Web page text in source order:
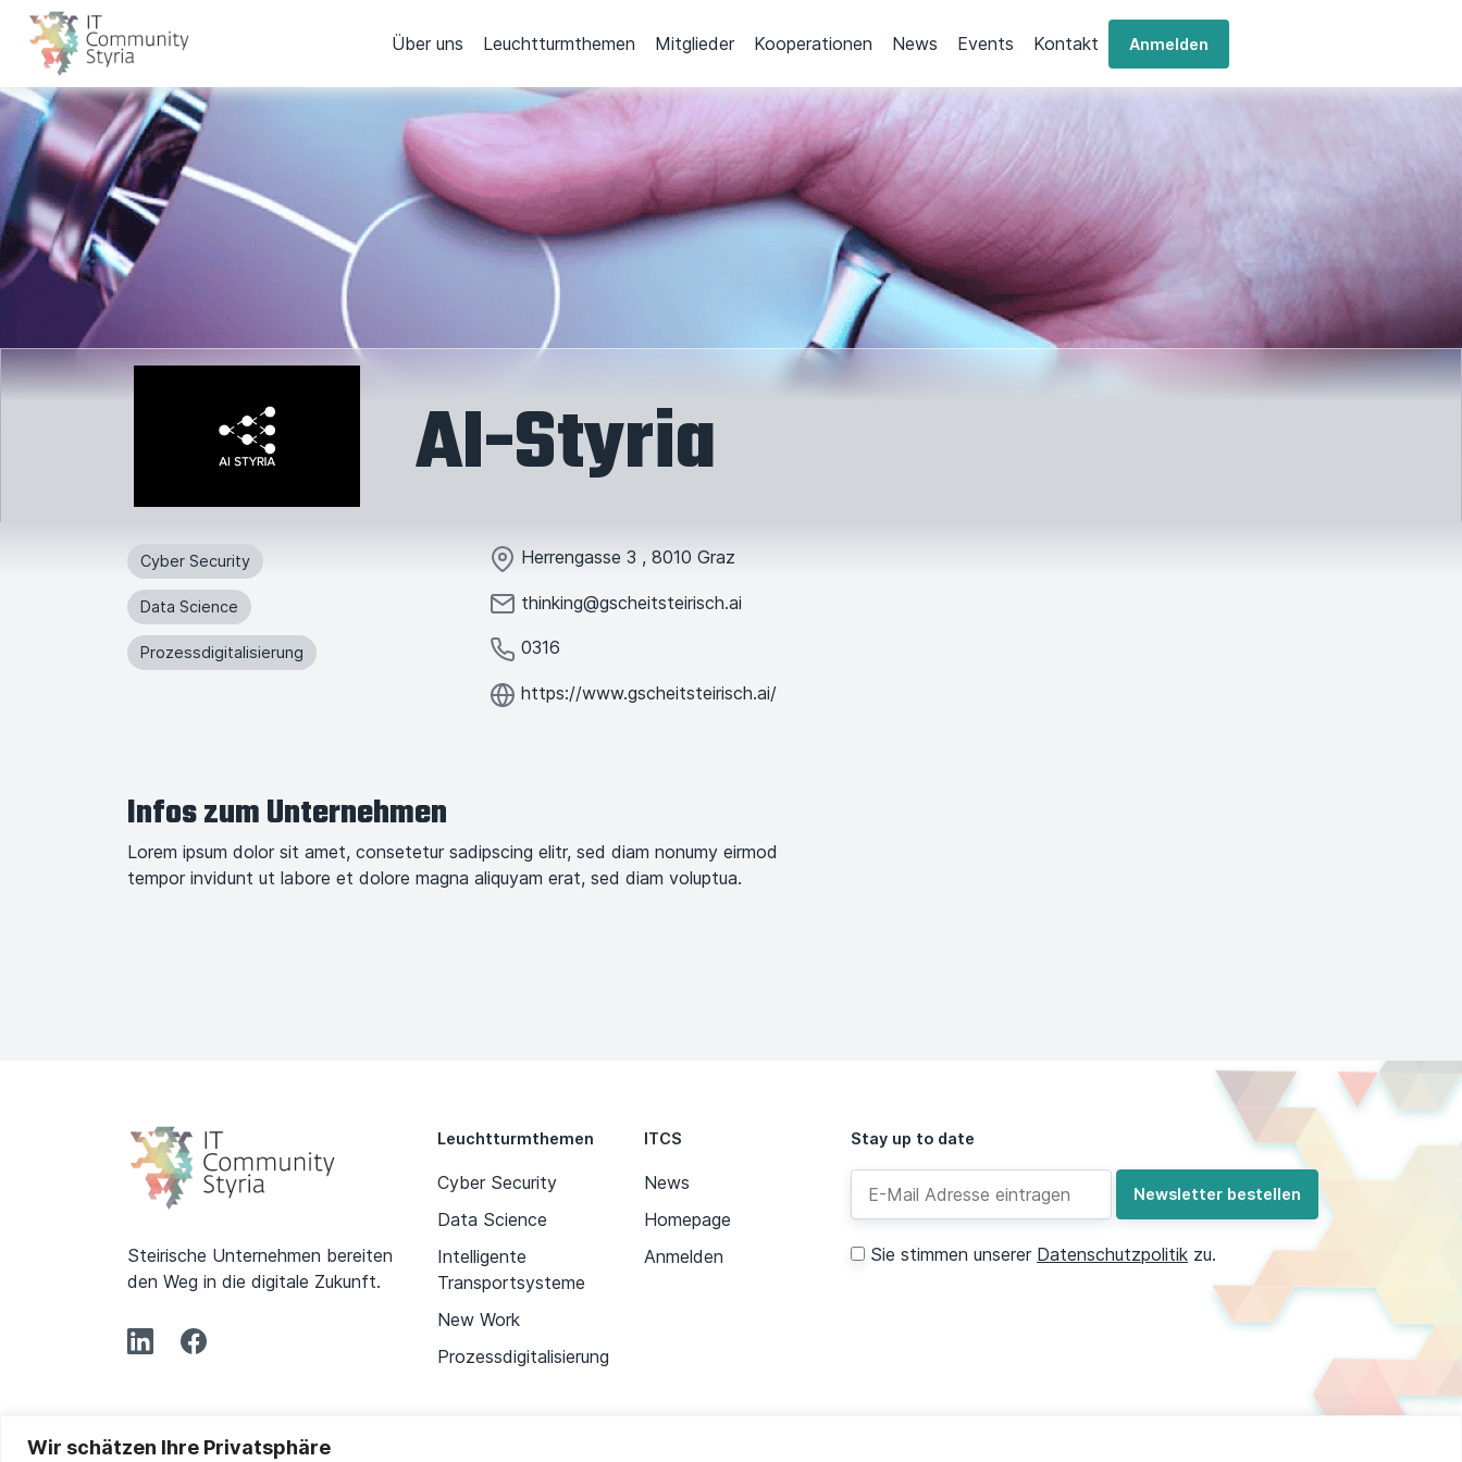
Wir schätzen Ihre Privatsphäre
Über uns Leuchtturmthemen Mitglieder Kooperationen News Events Kontakt Anmelden
AI-Styria
Cyber Security
Data Science
Prozessdigitalisierung
Herrengasse 3 , 8010 Graz
thinking@gscheitsteirisch.ai
0316
https://www.gscheitsteirisch.ai/
Infos zum Unternehmen
Lorem ipsum dolor sit amet, consetetur sadipscing elitr, sed diam nonumy eirmod
tempor invidunt ut labore et dolore magna aliquyam erat, sed diam voluptua.
Steirische Unternehmen bereiten
den Weg in die digitale Zukunft.
Leuchtturmthemen
Cyber Security
Data Science
Intelligente
Transportsysteme
New Work
Prozessdigitalisierung
ITCS
News
Homepage
Anmelden
Stay up to date
Sie stimmen unserer Datenschutzpolitik zu.